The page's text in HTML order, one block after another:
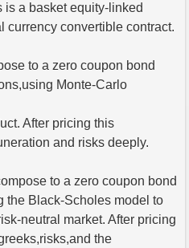
is a basket equity-linked
currency convertible contract.
to a zero coupon bond
Monte-Carlo
After pricing this
and risks deeply.
to a zero coupon bond
the Black-Scholes model to
neutral market. After pricing
the